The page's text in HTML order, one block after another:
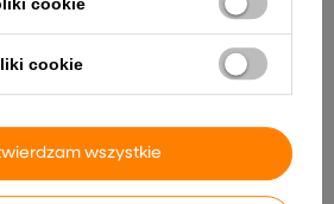
cookie
wszystkie